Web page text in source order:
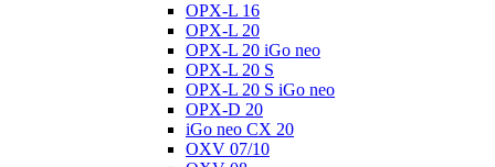
OPX-L 16
OPX-L 20
OPX-L 20 iGo neo
OPX-L 20 S
OPX-L 20 S iGo neo
OPX-D 20
iGo neo CX 20
OXV 07/10